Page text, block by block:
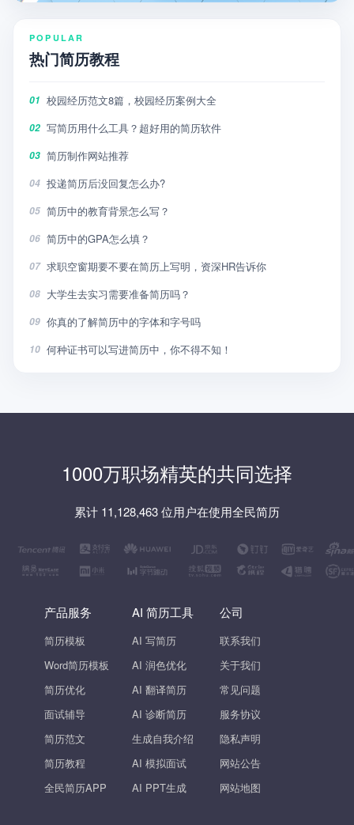
POPULAR
热门简历教程
01 校园经历范文8篇，校园经历案例大全
02 写简历用什么工具？超好用的简历软件
03 简历制作网站推荐
04 投递简历后没回复怎么办?
05 简历中的教育背景怎么写？
06 简历中的GPA怎么填？
07 求职空窗期要不要在简历上写明，资深HR告诉你
08 大学生去实习需要准备简历吗？
09 你真的了解简历中的字体和字号吗
10 何种证书可以写进简历中，你不得不知！
1000万职场精英的共同选择
累计 11,128,463 位用户在使用全民简历
产品服务
简历模板
Word简历模板
简历优化
面试辅导
简历范文
简历教程
全民简历APP
AI 简历工具
AI 写简历
AI 润色优化
AI 翻译简历
AI 诊断简历
生成自我介绍
AI 模拟面试
AI PPT生成
公司
联系我们
关于我们
常见问题
服务协议
隐私声明
网站公告
网站地图